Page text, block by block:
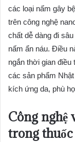
các loại nấm gây
trên công nghệ
chất dễ dàng đi
nấm ẩn náu. Điều
ngắn thời gian điều
các sản phẩm
kích ứng da, phù
Công nghệ
trong